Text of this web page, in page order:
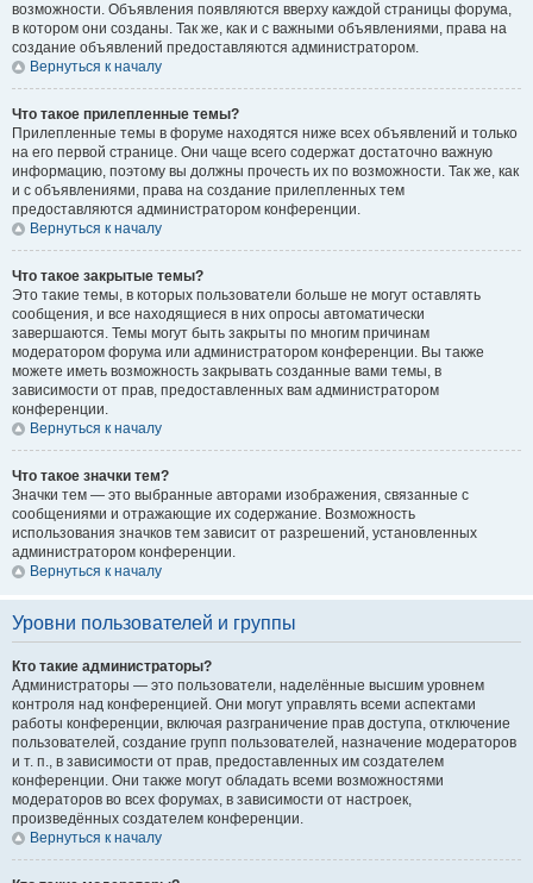
возможности. Объявления появляются вверху каждой страницы форума,
в котором они созданы. Так же, как и с важными объявлениями, права на
создание объявлений предоставляются администратором.
Вернуться к началу
Что такое прилепленные темы?
Прилепленные темы в форуме находятся ниже всех объявлений и только
на его первой странице. Они чаще всего содержат достаточно важную
информацию, поэтому вы должны прочесть их по возможности. Так же, как
и с объявлениями, права на создание прилепленных тем
предоставляются администратором конференции.
Вернуться к началу
Что такое закрытые темы?
Это такие темы, в которых пользователи больше не могут оставлять
сообщения, и все находящиеся в них опросы автоматически
завершаются. Темы могут быть закрыты по многим причинам
модератором форума или администратором конференции. Вы также
можете иметь возможность закрывать созданные вами темы, в
зависимости от прав, предоставленных вам администратором
конференции.
Вернуться к началу
Что такое значки тем?
Значки тем — это выбранные авторами изображения, связанные с
сообщениями и отражающие их содержание. Возможность
использования значков тем зависит от разрешений, установленных
администратором конференции.
Вернуться к началу
Уровни пользователей и группы
Кто такие администраторы?
Администраторы — это пользователи, наделённые высшим уровнем
контроля над конференцией. Они могут управлять всеми аспектами
работы конференции, включая разграничение прав доступа, отключение
пользователей, создание групп пользователей, назначение модераторов
и т. п., в зависимости от прав, предоставленных им создателем
конференции. Они также могут обладать всеми возможностями
модераторов во всех форумах, в зависимости от настроек,
произведённых создателем конференции.
Вернуться к началу